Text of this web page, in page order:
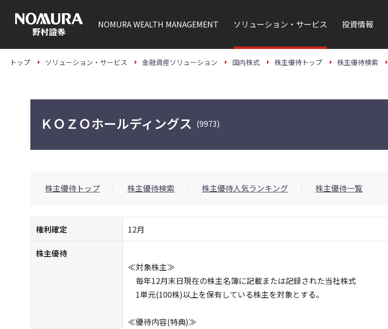
本
NOMURAWEALTH MANAGEMENT ソリューション・サービス 投資情報
トップ ソリューション・サービス 金融資産ソリューション 国内株式 株主優待トップ 株主優待検索
ＫＯＺＯホールディングス (9973)
株主優待トップ 株主優待検索 株主優待人気ランキング 株主優待一覧
権利確定 12月
株主優待
≪対象株主≫
毎年12月末日現在の株主名簿に記載または記録された当社株式
1単元(100株)以上を保有している株主を対象とする。
≪優待内容(特典)≫